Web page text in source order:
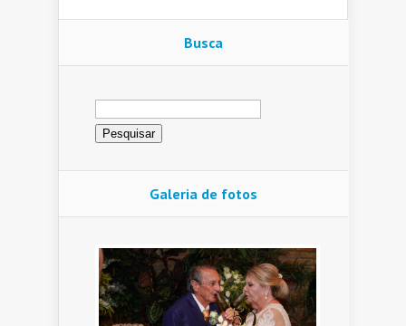
Busca
Pesquisar
por:
Galeria de fotos